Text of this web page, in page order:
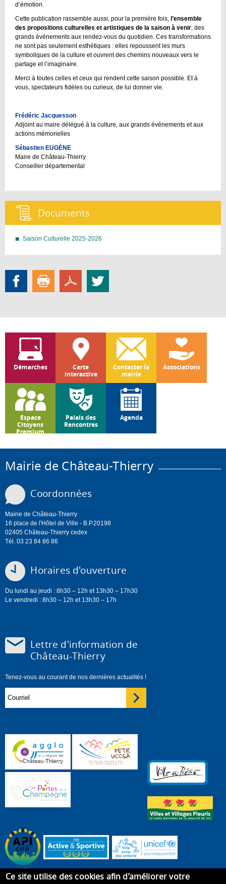
d’émotion.
Cette publication rassemble aussi, pour la première fois, l’ensemble
des propositions culturelles et artistiques de la saison à venir , des
grands événements aux rendez-vous du quotidien. Ces transformations
ne sont pas seulement esthétiques : elles repoussent les murs
symboliques de la culture et ouvrent des chemins nouveaux vers le
partage et l’imaginaire.
Merci à toutes celles et ceux qui rendent cette saison possible. Et à
vous, spectateurs fidèles ou curieux, de lui donner vie.
Frédéric Jacquesson
Adjoint au maire délégué à la culture, aux grands événements et aux
actions mémorielles
Sébastien EUGÈNE
Maire de Château-Thierry
Conseiller départemental
Documents :
Saison Culturelle 2025-2026
Démarches
Carte
interactive
Contacter la
mairie
Associations
Espace
Citoyens
Premium
Palais des
Rencontres
Agenda
Mairie de Château-Thierry
Coordonnées
Mairie de Château-Thierry
16 place de l'Hôtel de Ville - B.P.20198
02405 Château-Thierry cedex
Tél. 03 23 84 86 86
Horaires d'ouverture
Du lundi au jeudi : 8h30 – 12h et 13h30 – 17h30
Le vendredi : 8h30 – 12h et 13h30 – 17h
Lettre d'information de
Château-Thierry
Tenez-vous au courant de nos dernières actualités !
Ce site utilise des cookies afin d’améliorer votre